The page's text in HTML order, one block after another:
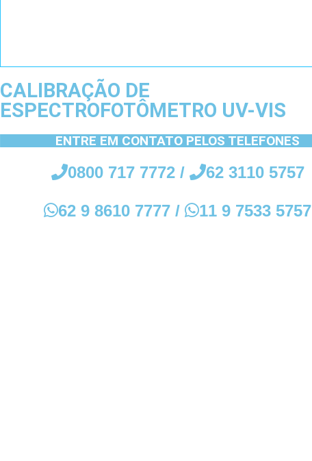
CALIBRAÇÃO DE
ESPECTROFOTÔMETRO UV-VIS
ENTRE EM CONTATO PELOS TELEFONES
0800 717 7772/ 62 3110 5757
62 9 8610 7777 / 11 9 7533 5757